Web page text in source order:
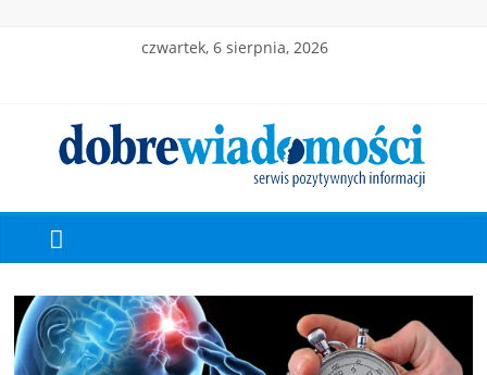
czwartek, 6 sierpnia, 2026